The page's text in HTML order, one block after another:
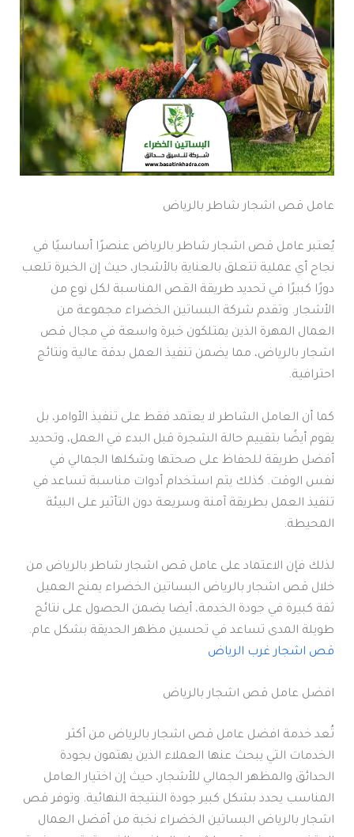
عامل قص اشجار شاطر بالرياض
يُعتبر عامل قص اشجار شاطر بالرياض عنصرًا أساسيًا في
نجاح أي عملية تتعلق بالعناية بالأشجار، حيث إن الخبرة تلعب
دورًا كبيرًا في تحديد طريقة القص المناسبة لكل نوع من
الأشجار. وتقدم شركة البساتين الخضراء مجموعة من
العمال المهرة الذين يمتلكون خبرة واسعة في مجال قص
اشجار بالرياض، مما يضمن تنفيذ العمل بدقة عالية ونتائج
احترافية.
كما أن العامل الشاطر لا يعتمد فقط على تنفيذ الأوامر، بل
يقوم أيضًا بتقييم حالة الشجرة قبل البدء في العمل، وتحديد
أفضل طريقة للحفاظ على صحتها وشكلها الجمالي في
نفس الوقت. كذلك يتم استخدام أدوات مناسبة تساعد في
تنفيذ العمل بطريقة آمنة وسريعة دون التأثير على البيئة
المحيطة.
لذلك فإن الاعتماد على عامل قص اشجار شاطر بالرياض من
خلال قص اشجار بالرياض البساتين الخضراء يمنح العميل
ثقة كبيرة في جودة الخدمة، أيضا يضمن الحصول على نتائج
طويلة المدى تساعد في تحسين مظهر الحديقة بشكل عام.
قص اشجار غرب الرياض
افضل عامل قص اشجار بالرياض
تُعد خدمة افضل عامل قص اشجار بالرياض من أكثر
الخدمات التي يبحث عنها العملاء الذين يهتمون بجودة
الحدائق والمظهر الجمالي للأشجار، حيث إن اختيار العامل
المناسب يحدد بشكل كبير جودة النتيجة النهائية. وتوفر قص
اشجار بالرياض البساتين الخضراء نخبة من أفضل العمال